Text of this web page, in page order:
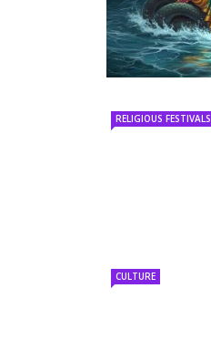
RELIGIOUS FESTIVALS
CULTURE